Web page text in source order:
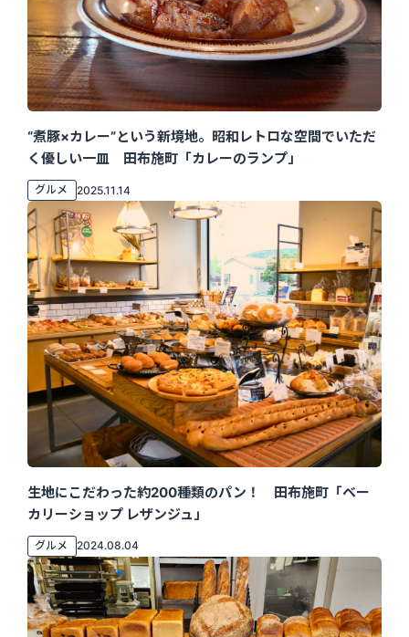
“煮豚×カレー”という新境地。昭和レトロな空間でいただ
く優しい一皿 田布施町「カレーのランプ」
グルメ 2025.11.14
生地にこだわった約200種類のパン！ 田布施町「ベー
カリーショップ レザンジュ」
グルメ 2024.08.04